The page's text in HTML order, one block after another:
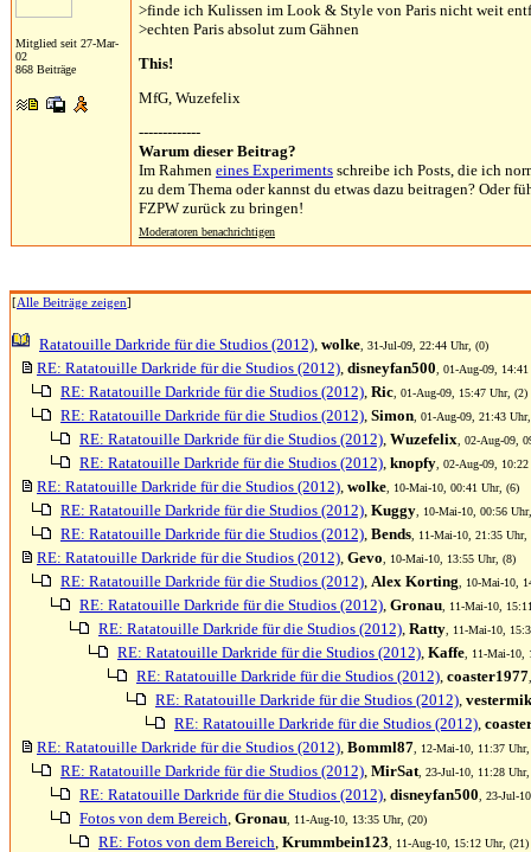
Mitglied seit 27-Mar-
02
868 Beiträge
>finde ich Kulissen im Look & Style von Paris nicht weit
>echten Paris absolut zum Gähnen
This!
MfG, Wuzefelix
-------------
Warum dieser Beitrag?
Im Rahmen eines Experiments schreibe ich Posts, die ich
zu dem Thema oder kannst du etwas dazu beitragen? Oder
FZPW zurück zu bringen!
Moderatoren benachrichtigen
[Alle Beiträge zeigen]
Ratatouille Darkride für die Studios (2012), wolke , 31-Jul-09, 22:44 Uhr, (0)
RE: Ratatouille Darkride für die Studios (2012), disneyfan500 , 01-Aug-09,
RE: Ratatouille Darkride für die Studios (2012), Ric , 01-Aug-09, 15:47 Uhr, (2)
RE: Ratatouille Darkride für die Studios (2012), Simon , 01-Aug-09, 21:43
RE: Ratatouille Darkride für die Studios (2012), Wuzefelix , 02-Aug-09,
RE: Ratatouille Darkride für die Studios (2012), knopfy , 02-Aug-09,
RE: Ratatouille Darkride für die Studios (2012), wolke , 10-Mai-10, 00:41 Uhr, (6)
RE: Ratatouille Darkride für die Studios (2012), Kuggy , 10-Mai-10, 00:56
RE: Ratatouille Darkride für die Studios (2012), Bends , 11-Mai-10, 21:35 Uhr,
RE: Ratatouille Darkride für die Studios (2012), Gevo , 10-Mai-10, 13:55 Uhr, (8)
RE: Ratatouille Darkride für die Studios (2012), Alex Korting , 10-Mai-10,
RE: Ratatouille Darkride für die Studios (2012), Gronau , 11-Mai-10,
RE: Ratatouille Darkride für die Studios (2012), Ratty , 11-Mai-10,
RE: Ratatouille Darkride für die Studios (2012), Kaffe , 11-Mai-
RE: Ratatouille Darkride für die Studios (2012), coaster1977
RE: Ratatouille Darkride für die Studios (2012),
RE: Ratatouille Darkride für die Studios (2012),
RE: Ratatouille Darkride für die Studios (2012), Bomml87 , 12-Mai-10, 11:37
RE: Ratatouille Darkride für die Studios (2012), MirSat , 23-Jul-10, 11:28
RE: Ratatouille Darkride für die Studios (2012), disneyfan500 , 23-Jul-
Fotos von dem Bereich, Gronau , 11-Aug-10, 13:35 Uhr, (20)
RE: Fotos von dem Bereich, Krummbein123 , 11-Aug-10, 15:12 Uhr, (21)